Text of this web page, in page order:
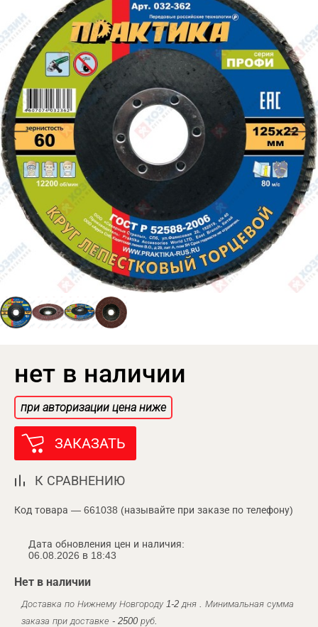
нет в наличии
при авторизации цена ниже
ЗАКАЗАТЬ
К СРАВНЕНИЮ
Код товара — 661038 (называйте при заказе по телефону)
Дата обновления цен и наличия:
06.08.2026 в 18:43
Нет в наличии
Доставка по Нижнему Новгороду 1-2 дня . Минимальная сумма
заказа при доставке - 2500 руб.